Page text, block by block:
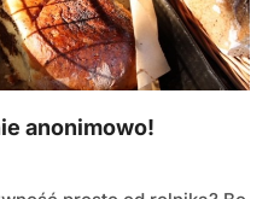
anonimowo!